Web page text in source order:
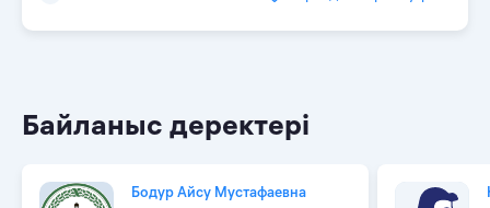
Байланыс деректері
Бодур Айсу Мустафаевна